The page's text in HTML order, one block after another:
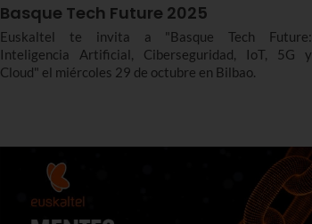
Basque Tech Future 2025
Euskaltel te invita a "Basque Tech Future:
Inteligencia Artificial, Ciberseguridad, IoT, 5G y
Cloud" el miércoles 29 de octubre en Bilbao.